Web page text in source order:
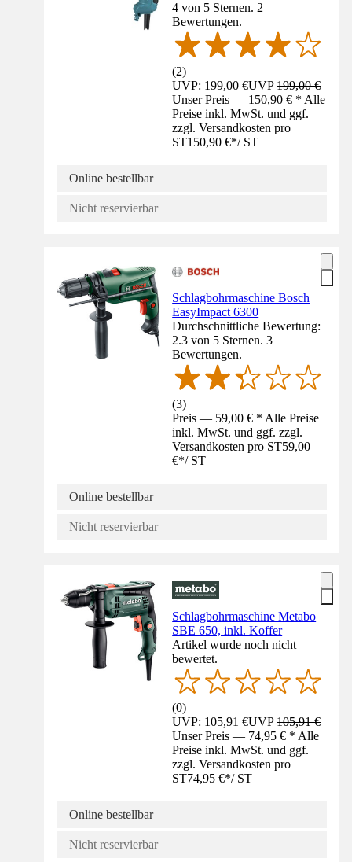
4 von 5 Sternen. 2
Bewertungen.
(2)
UVP: 199,00 €UVP199,00 €
Unser Preis — 150,90 € * Alle
Preise inkl. MwSt. und ggf.
zzgl. Versandkosten pro
ST150,90 €*/ ST
Online bestellbar
Nicht reservierbar
Schlagbohrmaschine Bosch
EasyImpact 6300
Durchschnittliche Bewertung:
2.3 von 5 Sternen. 3
Bewertungen.
(3)
Preis — 59,00 € * Alle Preise
inkl. MwSt. und ggf. zzgl.
Versandkosten pro ST59,00
€*/ ST
Online bestellbar
Nicht reservierbar
Schlagbohrmaschine Metabo
SBE 650, inkl. Koffer
Artikel wurde noch nicht
bewertet.
(0)
UVP: 105,91 €UVP105,91 €
Unser Preis — 74,95 € * Alle
Preise inkl. MwSt. und ggf.
zzgl. Versandkosten pro
ST74,95 €*/ ST
Online bestellbar
Nicht reservierbar